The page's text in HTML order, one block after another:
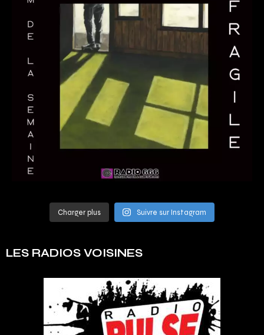
Charger plus Suivre sur Instagram
LES RADIOS VOISINES